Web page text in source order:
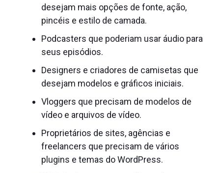
desejam mais opções de fonte, ação,
pincéis e estilo de camada.
Podcasters que poderiam usar áudio para
seus episódios.
Designers e criadores de camisetas que
desejam modelos e gráficos iniciais.
Vloggers que precisam de modelos de
vídeo e arquivos de vídeo.
Proprietários de sites, agências e
freelancers que precisam de vários
plugins e temas do WordPress.